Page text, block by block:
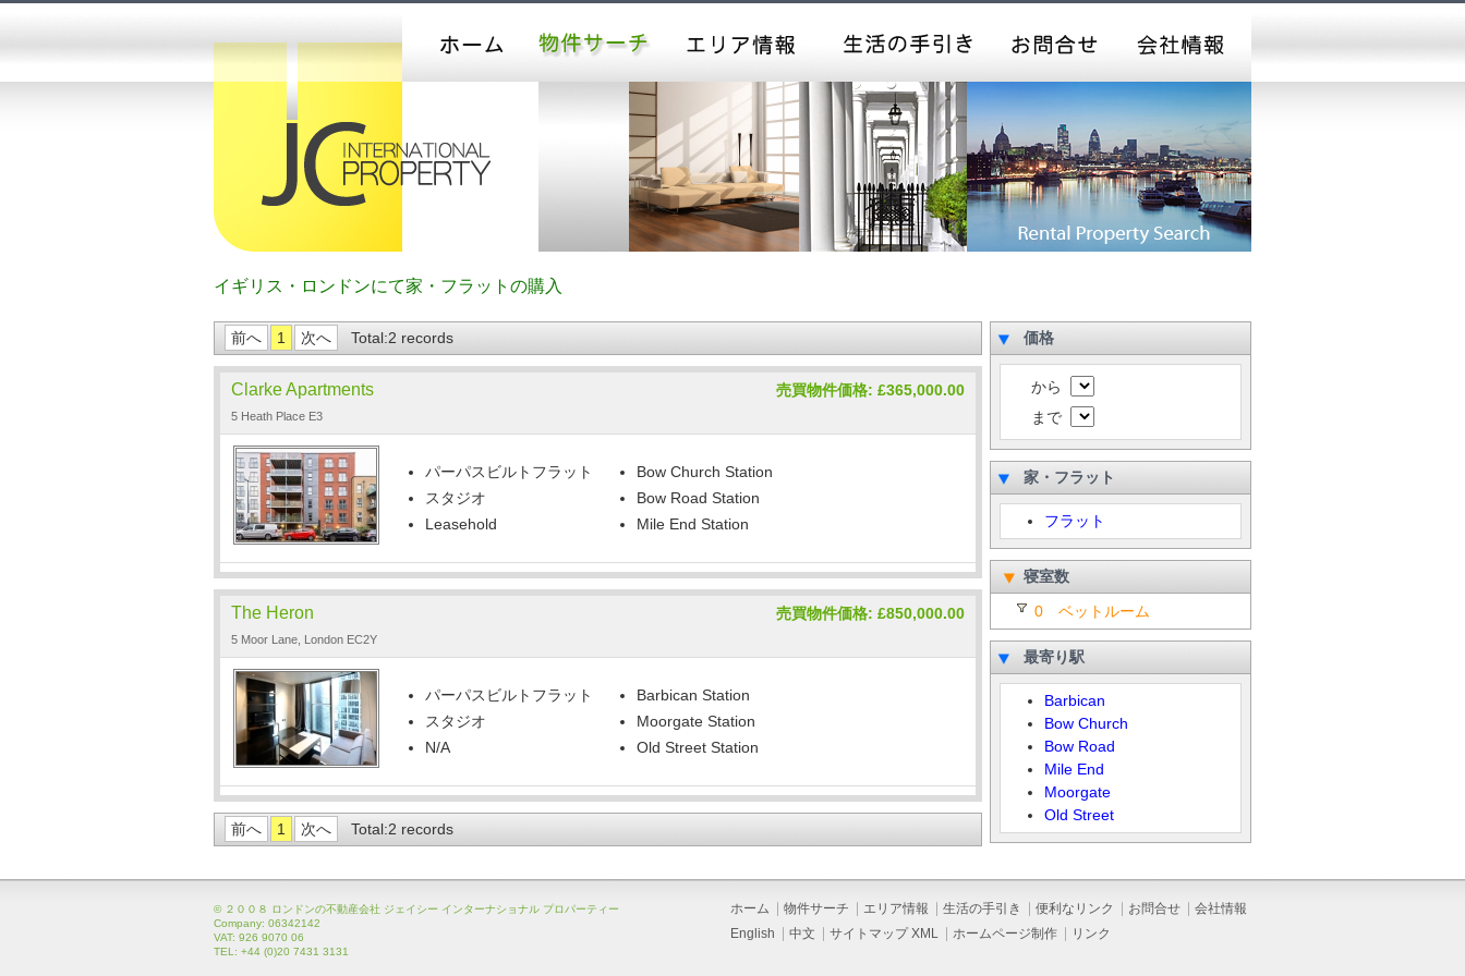
イギリス・ロンドンにて家・フラットの購入
前へ 1 次へ Total:2 records
Clarke Apartments
5 Heath Place E3
売買物件価格: £365,000.00
パーパスビルトフラット
スタジオ
Leasehold
Bow Church Station
Bow Road Station
Mile End Station
The Heron
5 Moor Lane, London EC2Y
売買物件価格: £850,000.00
パーパスビルトフラット
スタジオ
N/A
Barbican Station
Moorgate Station
Old Street Station
前へ 1 次へ Total:2 records
価格
から
まで
家・フラット
フラット
寝室数
0 ベットルーム
最寄り駅
Barbican
Bow Church
Bow Road
Mile End
Moorgate
Old Street
© ２００８ ロンドンの不動産会社 ジェイシー インターナショナル プロパーティー
Company: 06342142
VAT: 926 9070 06
TEL: +44 (0)20 7431 3131
ホーム 物件サーチ エリア情報 生活の手引き 便利なリンク お問合せ
会社情報
English
中文 サイトマップ XML ホームページ制作 リンク